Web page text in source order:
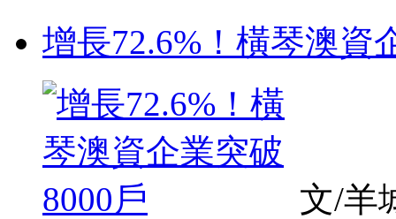
增長72.6%！橫琴澳資
文/羊